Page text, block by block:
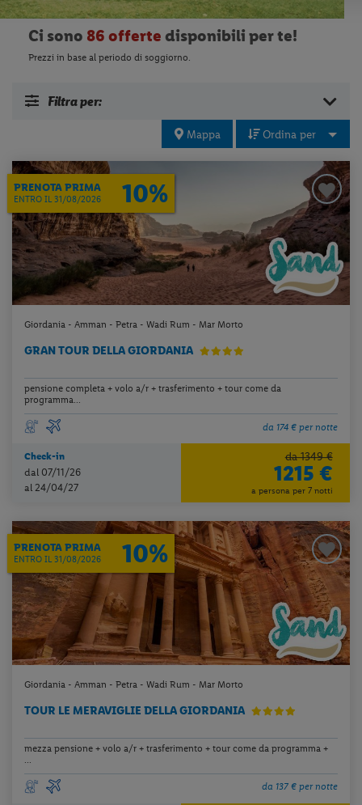
Ci sono 86 offerte disponibili per te!
Prezzi in base al periodo di soggiorno.
Filtra per:
Mappa Ordina per
PRENOTA PRIMA
ENTRO IL 31/08/2026 10%
Giordania - Amman - Petra - Wadi Rum - Mar Morto
GRAN TOUR DELLA GIORDANIA
pensione completa + volo a/r + trasferimento + tour come da
programma...
da 174 € per notte
Check-in
dal 07/11/26
al 24/04/27
da 1349 €
1215 €
a persona per 7 notti
PRENOTA PRIMA
ENTRO IL 31/08/2026 10%
Giordania - Amman - Petra - Wadi Rum - Mar Morto
TOUR LE MERAVIGLIE DELLA GIORDANIA
mezza pensione + volo a/r + trasferimento + tour come da programma +
da 137 € per notte